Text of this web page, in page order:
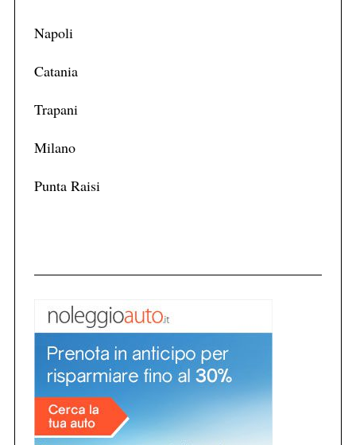
Napoli
Catania
Trapani
Milano
Punta Raisi